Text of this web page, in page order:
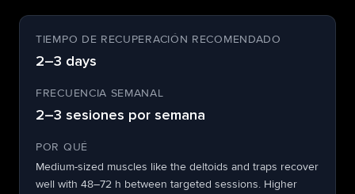
TIEMPO DE RECUPERACIÓN RECOMENDADO
2–3 days
FRECUENCIA SEMANAL
2–3 sesiones por semana
POR QUÉ
Medium-sized muscles like the deltoids and traps recover
well with 48–72 h between targeted sessions. Higher